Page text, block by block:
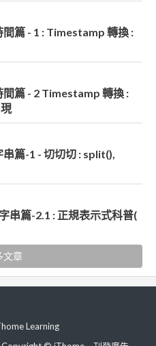
篇 - 1 : Timestamp 轉換 :
篇 - 2 Timestamp 轉換 :
篇-1 - 切切切 : split(),
串篇-2.1 : 正規表示式科普(
文章
Learning